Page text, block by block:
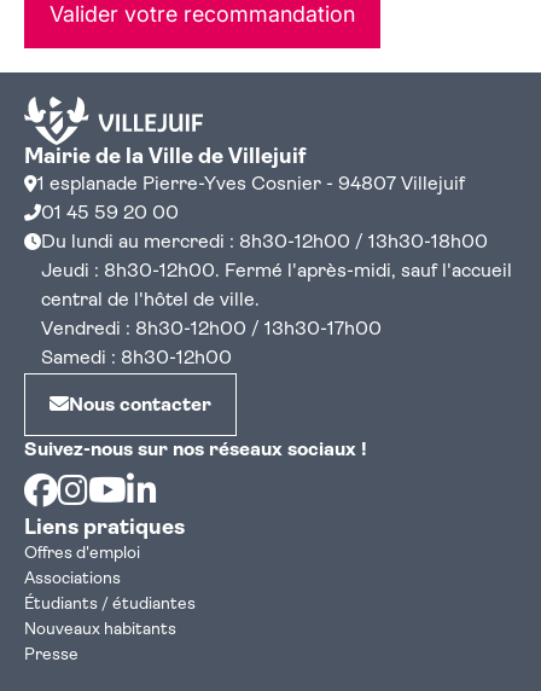
Valider votre recommandation
Mairie de la Ville de Villejuif
1 esplanade Pierre-Yves Cosnier - 94807 Villejuif
01 45 59 20 00
Du lundi au mercredi : 8h30-12h00 / 13h30-18h00
Jeudi : 8h30-12h00. Fermé l'après-midi, sauf l'accueil
central de l'hôtel de ville.
Vendredi : 8h30-12h00 / 13h30-17h00
Samedi : 8h30-12h00
Nous contacter
Suivez-nous sur nos réseaux sociaux !
Facebook
Instagram
Youtube
Liens pratiques
Offres d'emploi
Associations
Étudiants / étudiantes
Nouveaux habitants
Presse